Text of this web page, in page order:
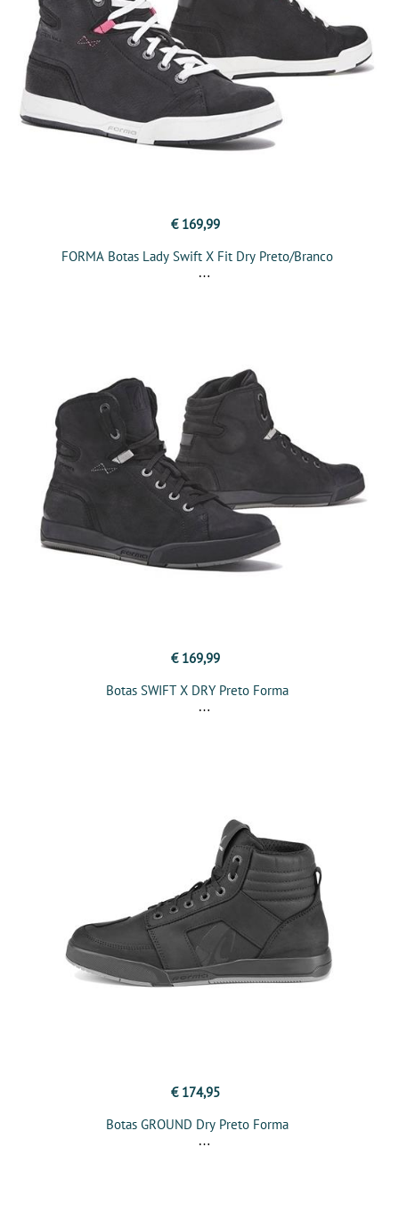
€ 169,99
FORMA Botas Lady Swift X Fit Dry Preto/Branco
€ 169,99
Botas SWIFT X DRY Preto Forma
€ 174,95
Botas GROUND Dry Preto Forma